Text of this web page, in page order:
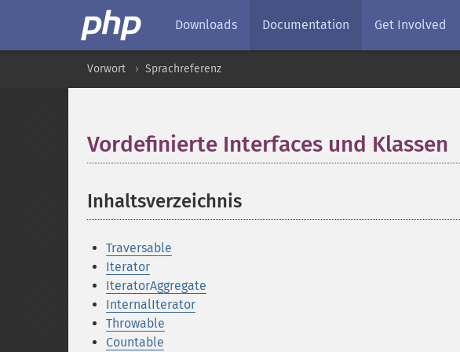
Downloads Documentation Get Involved
Vorwort Sprachreferenz
Vordefinierte Interfaces und Klassen
Inhaltsverzeichnis
Traversable
Iterator
IteratorAggregate
InternalIterator
Throwable
Countable